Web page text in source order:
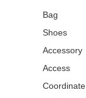
Bag
Shoes
Accessory
Access
Coordinate